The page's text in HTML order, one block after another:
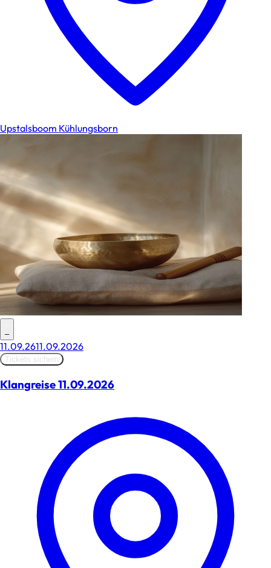
Upstalsboom Kühlungsborn
–
11.09.2611.09.2026
Tickets sichern
Klangreise 11.09.2026